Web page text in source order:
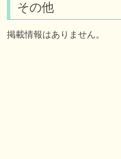
その他
掲載情報はありません。